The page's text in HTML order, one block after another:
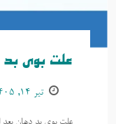
علت بوی بد
تیر ۱۴, ۱۴۰۵
علت بوی بد دهان بعد